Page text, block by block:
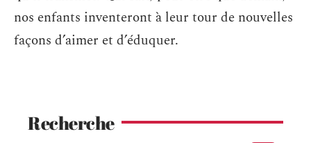
nos enfants inventeront à leur tour de nouvelles
façons d’aimer et d’éduquer.
Recherche